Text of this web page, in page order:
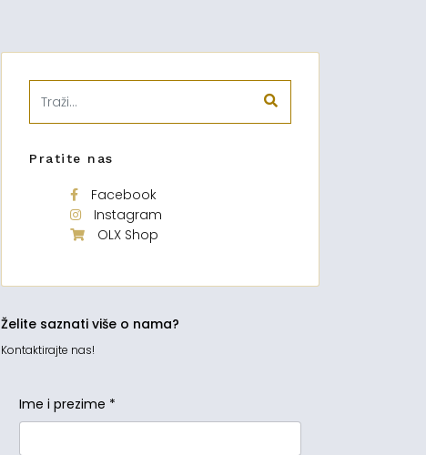
Pratite nas
Facebook
Instagram
OLX Shop
Želite saznati više o nama?
Kontaktirajte nas!
Ime i prezime *